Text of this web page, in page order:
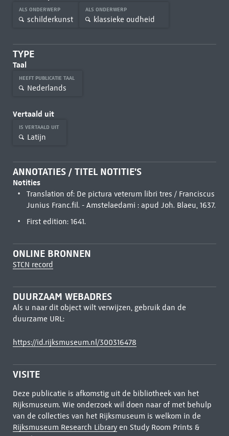
ALS ONDERWERP
schilderkunst
ALS ONDERWERP
klassieke oudheid
TYPE
Taal
HEEFT PUBLICATIE TAAL
Nederlands
Vertaald uit
IS VERTAALD UIT
Latijn
ANNOTATIES / TITEL NOTITIE'S
Notities
Translation of: De pictura veterum libri tres / Franciscus
Junius Franc.fil. - Amstelaedami : apud Joh. Blaeu, 1637.
First edition: 1641.
ONLINE BRONNEN
STCN record
DUURZAAM WEBADRES
Als u naar dit object wilt verwijzen, gebruik dan de
duurzame URL:
https://id.rijksmuseum.nl/300316478
VISITE
Deze publicatie is afkomstig uit de bibliotheek van het
Rijksmuseum. Wie onderzoek wil doen naar of met behulp
van de collecties van het Rijksmuseum is welkom in de
Rijksmuseum Research Libraryen Study Room Prints &